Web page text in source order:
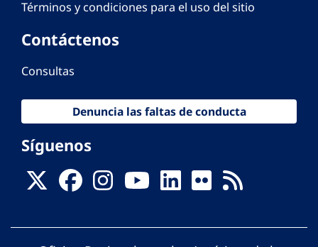
Términos y condiciones para el uso del sitio
Contáctenos
Consultas
Denuncia las faltas de conducta
Síguenos